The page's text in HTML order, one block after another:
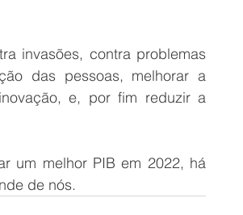
invasões, contra problemas
das pessoas, melhorar a
e, por fim reduzir a
um melhor PIB em 2022, há
de nós.